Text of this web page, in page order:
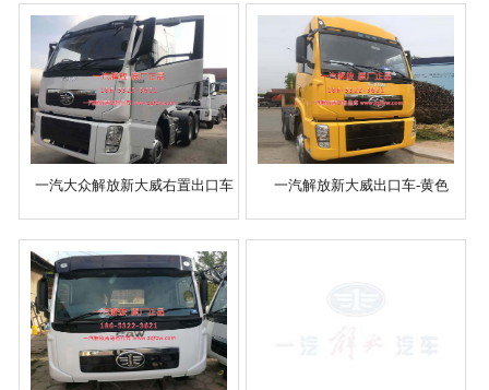
一汽大众解放新大威右置出口车 一汽解放新大威出口车-黄色